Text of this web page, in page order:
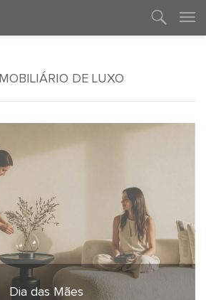
MOBILIÁRIO DE LUXO
4 de maio de 2026
Dia das Mães